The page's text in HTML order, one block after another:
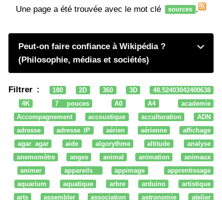
Une page a été trouvée avec le mot clé sources .
Peut-on faire confiance à Wikipédia ?
(Philosophie, médias et sociétés)
Filtrer : 180 2D 360 3D
48.52403042400638
4K
7 pouces A0 A4
academie
Accompagnement
accoustique acculturation
ADN
adresse
adresse IP aérien aérienne
affichage
agar agar
aide algorythme altitude
analyse
anemomètre
anges animal animation
animaux
animer
appareils appimage
apprentissage
aquarium
aquatique arbre arduino
artistique
arts
assembler association astronomie
atelier